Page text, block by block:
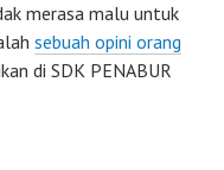
merasa malu untuk
sebuah opini orang
di SDK PENABUR